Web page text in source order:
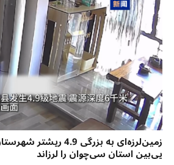
زمین‌لرزه‌ای به بزرگی 4.9
یی‌بین استان سی‌چوان را لرزاند